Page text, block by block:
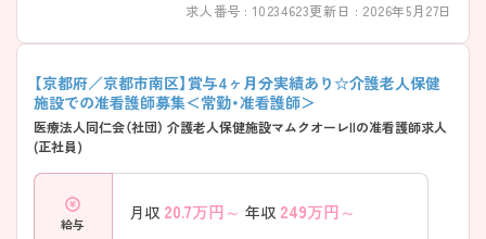
求人番号 : 10234623更新日 : 2026年5月27日
【京都府／京都市南区】賞与4ヶ月分実績あり☆介護老人保健
施設での准看護師募集＜常勤・准看護師＞
医療法人同仁会（社団） 介護老人保健施設マムクオーレIIの准看護師求人
(正社員)
給与
月収 20.7万円～ 年収 249万円～